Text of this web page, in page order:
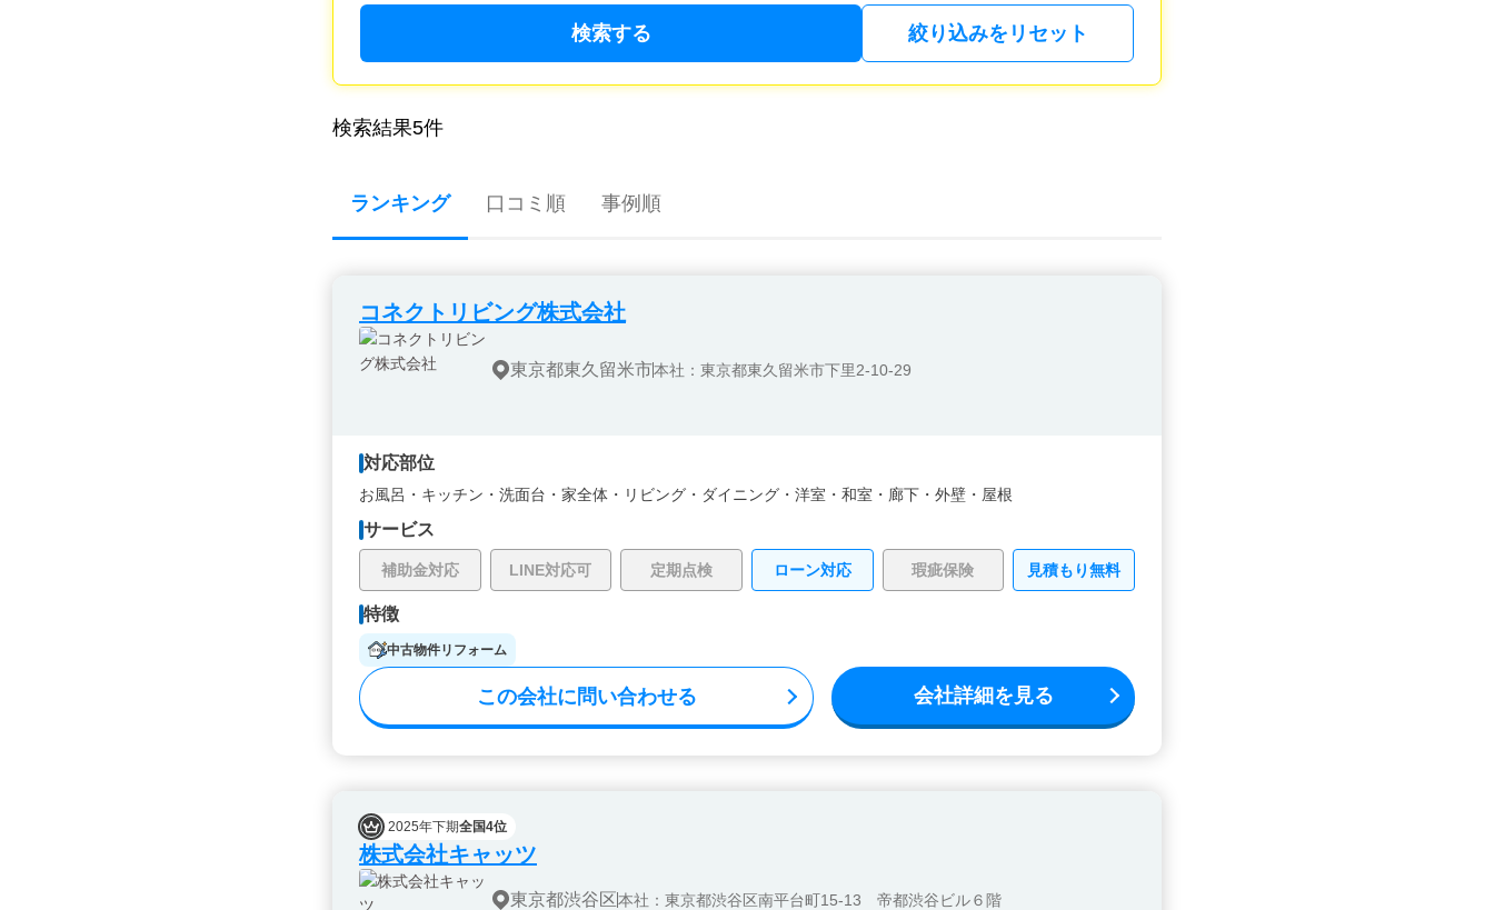
検索する 絞り込みをリセット
検索結果5件
ランキング 口コミ順 事例順
コネクトリビング株式会社
東京都東久留米市本社：東京都東久留米市下里2-10-29
対応部位
お風呂・ キッチン・ 洗面台・ 家全体・ リビング・ ダイニング・ 洋室・ 和室・ 廊下・ 外壁・ 屋根
サービス
補助金対応 LINE対応可 定期点検 ローン対応 瑕疵保険 見積もり無料
特徴
中古物件リフォーム
この会社に問い合わせる 会社詳細を見る
2025年下期全国4位
株式会社キャッツ
東京都渋谷区本社：東京都渋谷区南平台町15-13 帝都渋谷ビル６階